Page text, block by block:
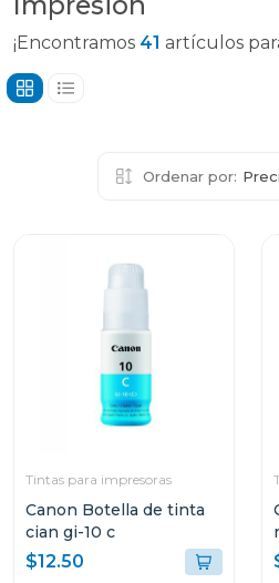
¡Encontramos 41 artículos
Ordenar por:
Tintas para impresoras
Canon Botella de tinta
cian gi-10 c
$12.50